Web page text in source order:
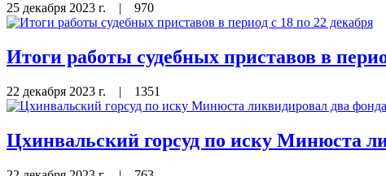
25 декабря 2023 г. | 970
Итоги работы судебных приставов в
22 декабря 2023 г. | 1351
Цхинвальский горсуд по иску Минюста